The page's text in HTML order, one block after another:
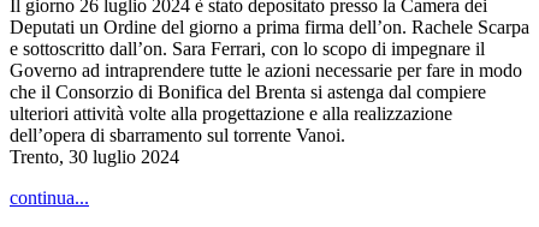
Il giorno 26 luglio 2024 è stato depositato presso la Camera dei
Deputati un Ordine del giorno a prima firma dell’on. Rachele Scarpa
e sottoscritto dall’on. Sara Ferrari, con lo scopo di impegnare il
Governo ad intraprendere tutte le azioni necessarie per fare in modo
che il Consorzio di Bonifica del Brenta si astenga dal compiere
ulteriori attività volte alla progettazione e alla realizzazione
dell’opera di sbarramento sul torrente Vanoi.
Trento, 30 luglio 2024
continua...